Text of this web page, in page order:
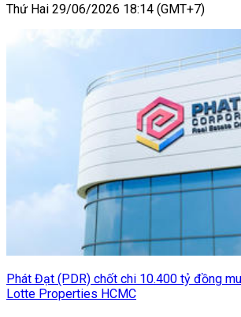
Thứ Hai 29/06/2026 18:14 (GMT+7)
Phát Đạt (PDR) chốt chi 10.400 tỷ đồng
Lotte Properties HCMC